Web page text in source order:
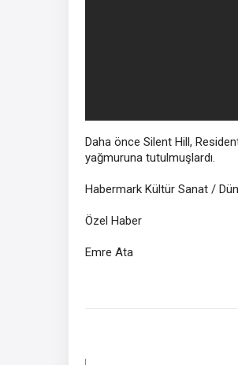
Daha önce Silent Hill,
yağmuruna tutulmuşlardı.
Habermark Kültür Sanat /
Özel Haber
Emre Ata